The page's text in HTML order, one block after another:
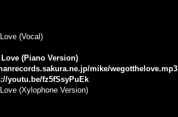
(Vocal)
(Piano Version)
mike/wegotthelove.mp3
youtu.be/fz5fSsyPuEk
(Xylophone Version)